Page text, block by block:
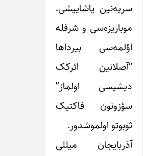
سریه‌نین یاشاییشی،
موباریزه‌سی و شرفله
اؤلمه‌سی بیرداها
“آصلانین ائرکک
دیشیسی اولماز”
سؤزونون فاکتیک
ثوبوتو اولموشدور.
آذربایجان میللی